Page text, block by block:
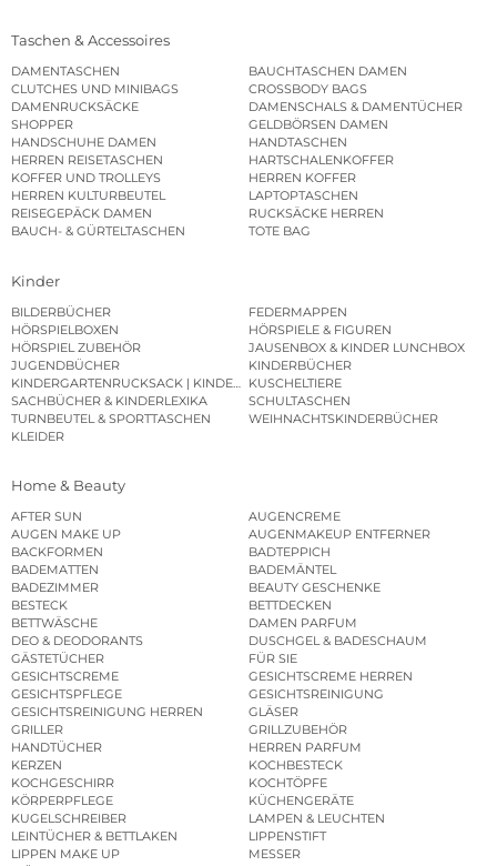
Taschen & Accessoires
DAMENTASCHEN
BAUCHTASCHEN DAMEN
CLUTCHES UND MINIBAGS
CROSSBODY BAGS
DAMENRUCKSÄCKE
DAMENSCHALS & DAMENTÜCHER
SHOPPER
GELDBÖRSEN DAMEN
HANDSCHUHE DAMEN
HANDTASCHEN
HERREN REISETASCHEN
HARTSCHALENKOFFER
KOFFER UND TROLLEYS
HERREN KOFFER
HERREN KULTURBEUTEL
LAPTOPTASCHEN
REISEGEPÄCK DAMEN
RUCKSÄCKE HERREN
BAUCH- & GÜRTELTASCHEN
TOTE BAG
Kinder
BILDERBÜCHER
FEDERMAPPEN
HÖRSPIELBOXEN
HÖRSPIELE & FIGUREN
HÖRSPIEL ZUBEHÖR
JAUSENBOX & KINDER LUNCHBOX
JUGENDBÜCHER
KINDERBÜCHER
KINDERGARTENRUCKSACK | KINDERGARTENBEUTEL
KUSCHELTIERE
SACHBÜCHER & KINDERLEXIKA
SCHULTASCHEN
TURNBEUTEL & SPORTTASCHEN
WEIHNACHTSKINDERBÜCHER
KLEIDER
Home & Beauty
AFTER SUN
AUGENCREME
AUGEN MAKE UP
AUGENMAKEUP ENTFERNER
BACKFORMEN
BADTEPPICH
BADEMATTEN
BADEMÄNTEL
BADEZIMMER
BEAUTY GESCHENKE
BESTECK
BETTDECKEN
BETTWÄSCHE
DAMEN PARFUM
DEO & DEODORANTS
DUSCHGEL & BADESCHAUM
GÄSTETÜCHER
FÜR SIE
GESICHTSCREME
GESICHTSCREME HERREN
GESICHTSPFLEGE
GESICHTSREINIGUNG
GESICHTSREINIGUNG HERREN
GLÄSER
GRILLER
GRILLZUBEHÖR
HANDTÜCHER
HERREN PARFUM
KERZEN
KOCHBESTECK
KOCHGESCHIRR
KOCHTÖPFE
KÖRPERPFLEGE
KÜCHENGERÄTE
KUGELSCHREIBER
LAMPEN & LEUCHTEN
LEINTÜCHER & BETTLAKEN
LIPPENSTIFT
LIPPEN MAKE UP
MESSER